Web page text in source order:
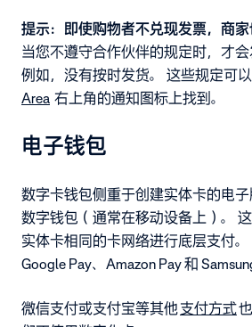
提示：即使购物者不兑现发票，商
当您不遵守合作伙伴的规定时，才会
例如，没有按时发货。 这些规定可
Area 右上角的通知图标上找到。
电子钱包
数字卡钱包侧重于创建实体卡的电
数字钱包（通常在移动设备上）。
实体卡相同的卡网络进行底层支付。
Google Pay、Amazon Pay 和
微信支付或支付宝等其他支付方式